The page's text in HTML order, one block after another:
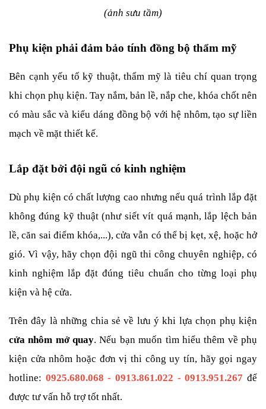
(ảnh sưu tầm)
Phụ kiện phải đảm bảo tính đồng bộ thẩm mỹ
Bên cạnh yếu tố kỹ thuật, thẩm mỹ là tiêu chí quan trọng
khi chọn phụ kiện. Tay nắm, bản lề, nắp che, khóa chốt nên
có màu sắc và kiểu dáng đồng bộ với hệ nhôm, tạo sự liền
mạch về mặt thiết kế.
Lắp đặt bởi đội ngũ có kinh nghiệm
Dù phụ kiện có chất lượng cao nhưng nếu quá trình lắp đặt
không đúng kỹ thuật (như siết vít quá mạnh, lắp lệch bản
lề, căn sai điểm khóa,...), cửa vẫn có thể bị kẹt, xệ, hoặc hở
gió. Vì vậy, hãy chọn đội ngũ thi công chuyên nghiệp, có
kinh nghiệm lắp đặt đúng tiêu chuẩn cho từng loại phụ
kiện và hệ cửa.
cửa nhôm mở quay. Nếu bạn muốn tìm hiểu thêm về phụ
kiện cửa nhôm hoặc đơn vị thi công uy tín, hãy gọi ngay
hotline: 0925.680.068 - 0913.861.022 - 0913.951.267 để
được tư vấn hỗ trợ tốt nhất.